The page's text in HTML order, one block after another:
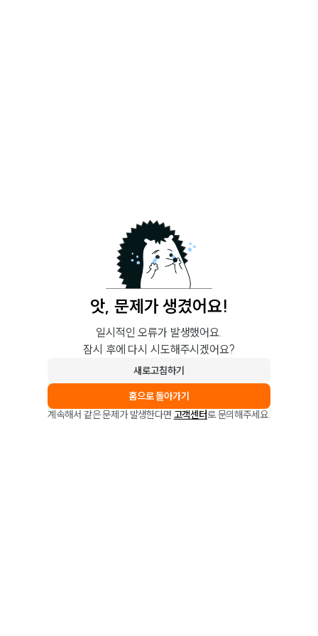
앗, 문제가 생겼어요!
일시적인 오류가 발생했어요.
잠시 후에 다시 시도해주시겠어요?
새로고침하기
홈으로 돌아가기
계속해서 같은 문제가 발생한다면 고객센터로 문의해주세요.